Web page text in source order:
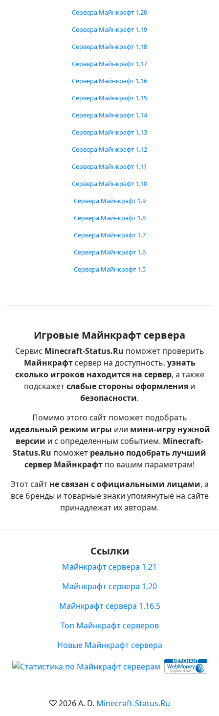
Сервера Майнкрафт 1.20
Сервера Майнкрафт 1.19
Сервера Майнкрафт 1.18
Сервера Майнкрафт 1.17
Сервера Майнкрафт 1.16
Сервера Майнкрафт 1.15
Сервера Майнкрафт 1.14
Сервера Майнкрафт 1.13
Сервера Майнкрафт 1.12
Сервера Майнкрафт 1.11
Сервера Майнкрафт 1.10
Сервера Майнкрафт 1.9
Сервера Майнкрафт 1.8
Сервера Майнкрафт 1.7
Сервера Майнкрафт 1.6
Сервера Майнкрафт 1.5
Игровые Майнкрафт сервера
Сервис Minecraft-Status.Ru поможет проверить
Майнкрафтсервер на доступность, узнать
сколько игроков находится на сервер, а также
подскажетслабые стороны оформления и
безопасности.
Помимо этого сайт поможет подобрать
идеальный режим игры или мини-игру нужной
версии и с определенным событием. Minecraft-
Status.Ru поможет реально подобрать лучший
сервер Майнкрафт по вашим параметрам!
Этот сайт не связан с официальными лицами, а
все бренды и товарные знаки упомянутые на сайте
принадлежат их авторам.
Ссылки
Майнкрафт сервера 1.21
Майнкрафт сервера 1.20
Майнкрафт сервера 1.16.5
Топ Майнкрафт серверов
Новые Майнкрафт сервера
2026 A. D. Minecraft-Status.Ru